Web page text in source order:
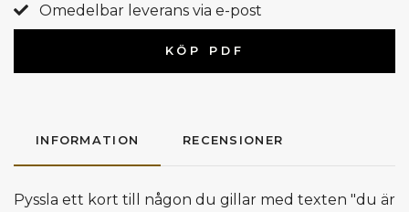
Omedelbar leverans via e-post
KÖP PDF
INFORMATION RECENSIONER
Pyssla ett kort till någon du gillar med texten "du är